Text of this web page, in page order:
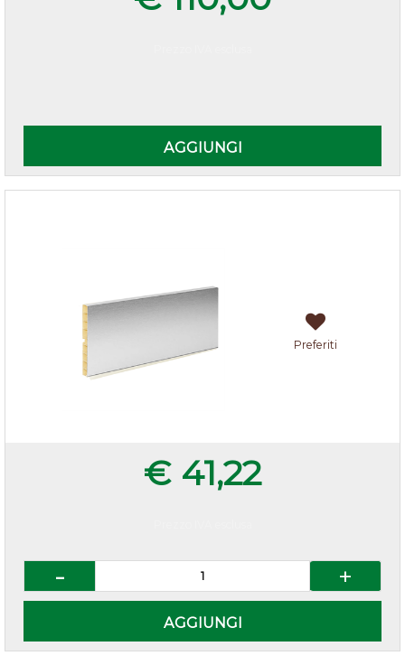
AGGIUNGI
Preferiti
€ 41,22
AGGIUNGI